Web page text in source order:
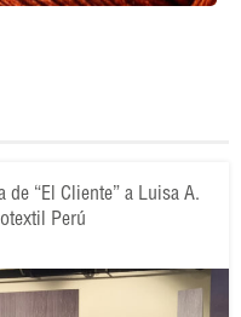
“El Cliente” a Luisa A.
Perú